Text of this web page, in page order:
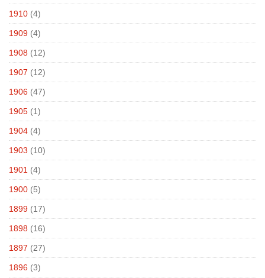
1910 (4)
1909 (4)
1908 (12)
1907 (12)
1906 (47)
1905 (1)
1904 (4)
1903 (10)
1901 (4)
1900 (5)
1899 (17)
1898 (16)
1897 (27)
1896 (3)